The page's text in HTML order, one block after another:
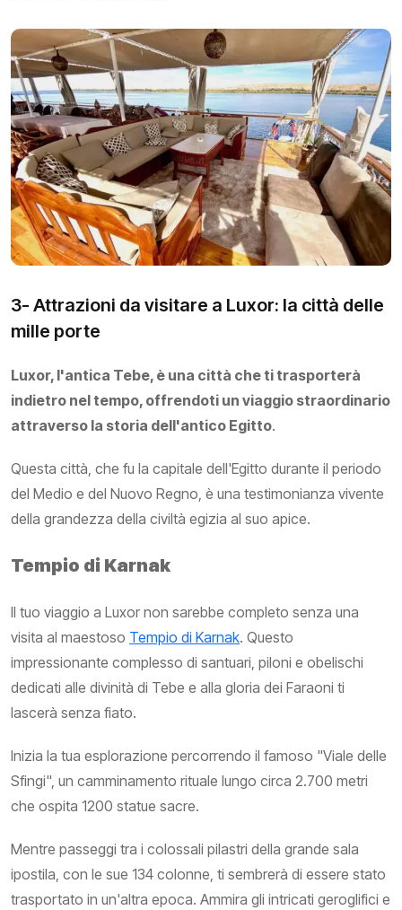
3- Attrazioni da visitare a Luxor: la città delle
mille porte
Luxor, l'antica Tebe, è una città che ti trasporterà
indietro nel tempo, offrendoti un viaggio straordinario
attraverso la storia dell'antico Egitto.
Questa città, che fu la capitale dell'Egitto durante il periodo
del Medio e del Nuovo Regno, è una testimonianza vivente
della grandezza della civiltà egizia al suo apice.
Tempio di Karnak
Il tuo viaggio a Luxor non sarebbe completo senza una
visita al maestoso Tempio di Karnak. Questo
impressionante complesso di santuari, piloni e obelischi
dedicati alle divinità di Tebe e alla gloria dei Faraoni ti
lascerà senza fiato.
Inizia la tua esplorazione percorrendo il famoso "Viale delle
Sfingi", un camminamento rituale lungo circa 2.700 metri
che ospita 1200 statue sacre.
Mentre passeggi tra i colossali pilastri della grande sala
ipostila, con le sue 134 colonne, ti sembrerà di essere stato
trasportato in un'altra epoca. Ammira gli intricati geroglifici e